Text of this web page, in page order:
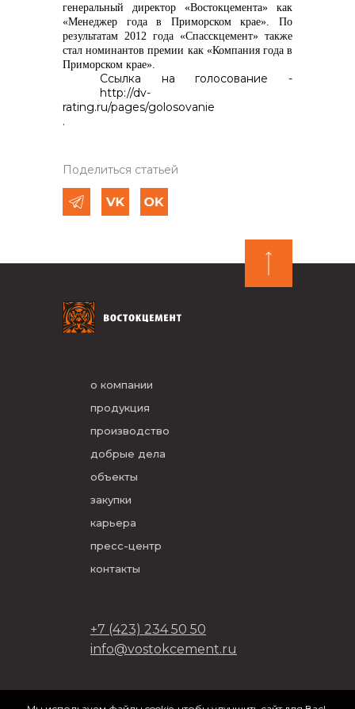
генеральный директор «Востокцемента» как
«Менеджер года в Приморском крае». По
результатам 2012 года «Спасскцемент» также
стал номинантов премии как «Компания года в
Приморском крае».
Ссылка на голосование -
http://dv-
rating.ru/pages/golosovanie
.
Поделиться статьей
о компании
продукция
производство
добрые дела
объекты
закупки
карьера
пресс-центр
контакты
+7 (423) 234 50 50
info@vostokcement.ru